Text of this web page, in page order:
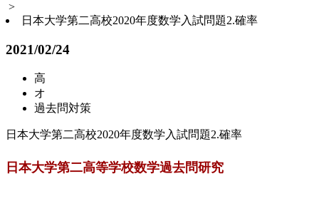
>
日本大学第二高校2020年度数学入試問題2.確率
2021/02/24
高
オ
過去問対策
日本大学第二高校2020年度数学入試問題2.確率
日本大学第二高等学校数学過去問研究